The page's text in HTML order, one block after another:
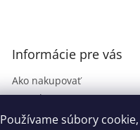
Používame súbory
Informácie pre vás
Ako nakupovať
Kontakt
Dodanie tovaru